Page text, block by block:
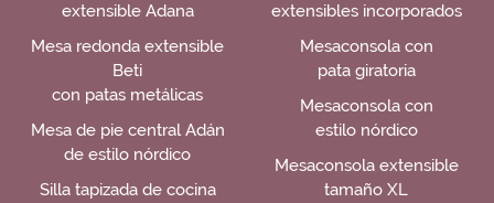
extensible Adana
Mesa redonda extensible
Beti
con patas metálicas
Mesa de pie central Adán
de estilo nórdico
Silla tapizada de cocina
extensibles incorporados
Mesaconsola con
pata giratoria
Mesaconsola con
estilo nórdico
Mesaconsola extensible
tamaño XL